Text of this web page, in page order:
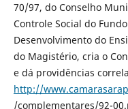
70/97, do Conselho
Controle Social do
Desenvolvimento do
do Magistério, cria o
e dá providências
http://
/complementares/92-